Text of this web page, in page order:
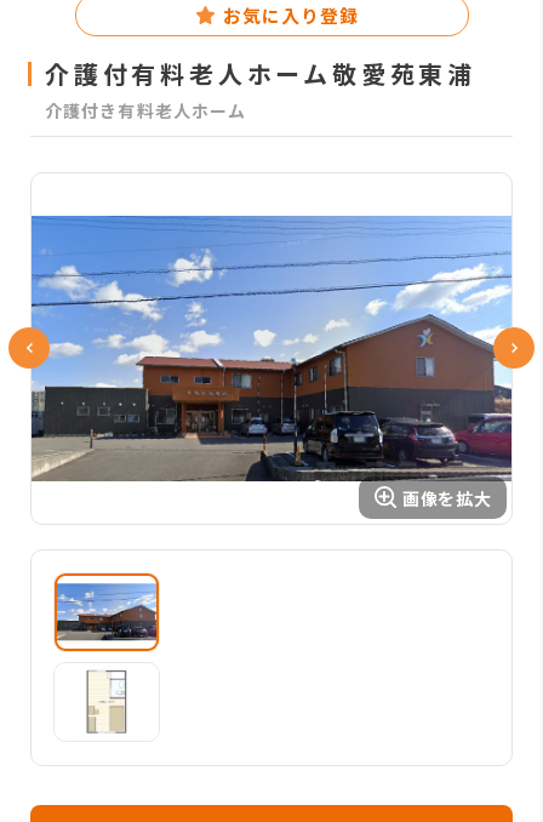
お気に入り登録
介護付有料老人ホーム敬愛苑東浦
介護付き有料老人ホーム